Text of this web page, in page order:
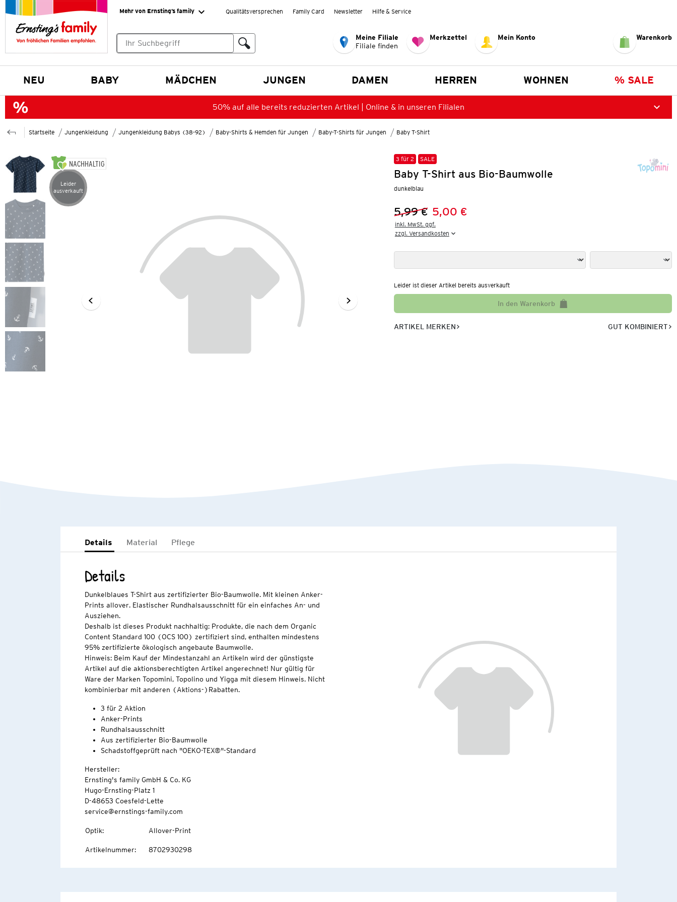
Mehr von Ernsting’s family Qualitätsversprechen Family Card Newsletter Hilfe & Service
Meine Filiale
Filiale finden
Merkzettel Mein Konto Warenkorb
NEU BABY MÄDCHEN JUNGEN DAMEN HERREN WOHNEN % SALE
50% auf alle bereits reduzierten Artikel | Online & in unseren Filialen
Startseite Jungenkleidung Jungenkleidung Babys (38-92) Baby-Shirts & Hemden für Jungen Baby-T-Shirts für Jungen Baby T-Shirt
NACHHALTIG
Artikel leider ausverkauft
Leider
ausverkauft
3 für 2 SALE
Baby T-Shirt aus Bio-Baumwolle
dunkelblau
Vorheriger Preis:
5,99 €
Neuer Preis:
5,00 €
inkl. MwSt. ggf.
zzgl. Versandkosten
Leider ist dieser Artikel bereits ausverkauft
In den Warenkorb
ARTIKEL MERKEN GUT KOMBINIERT
Details Material Pflege
Details
Dunkelblaues T-Shirt aus zertifizierter Bio-Baumwolle. Mit kleinen Anker-
Prints allover. Elastischer Rundhalsausschnitt für ein einfaches An- und
Ausziehen.
Deshalb ist dieses Produkt nachhaltig: Produkte, die nach dem Organic
Content Standard 100 (OCS 100) zertifiziert sind, enthalten mindestens
95% zertifizierte ökologisch angebaute Baumwolle.
Hinweis: Beim Kauf der Mindestanzahl an Artikeln wird der günstigste
Artikel auf die aktionsberechtigten Artikel angerechnet! Nur gültig für
Ware der Marken Topomini, Topolino und Yigga mit diesem Hinweis. Nicht
kombinierbar mit anderen (Aktions-)Rabatten.
3 für 2 Aktion
Anker-Prints
Rundhalsausschnitt
Aus zertifizierter Bio-Baumwolle
Schadstoffgeprüft nach "OEKO-TEX®"-Standard
Hersteller:
Ernsting's family GmbH & Co. KG
Hugo-Ernsting-Platz 1
D-48653 Coesfeld-Lette
service@ernstings-family.com
Optik: Allover-Print
Artikelnummer: 8702930298